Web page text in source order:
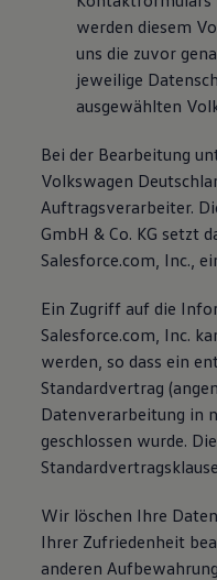
Bulli
Uptime
werden diesem
uns die zuvor
jeweilige
ausgewählten
Bei der Bearbeitung
Volkswagen
Auftragsverarbeiter.
GmbH & Co. KG setzt
Salesforce.com, Inc.,
Ein Zugriff auf die
Salesforce.com, Inc.
werden, so dass ein
Standardvertrag
Datenverarbeitung in
geschlossen wurde.
Wir löschen Ihre
Ihrer Zufriedenheit
anderen